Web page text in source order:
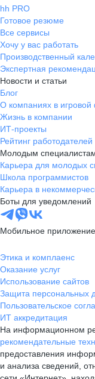
hh PRO
Готовое резюме
Все сервисы
Хочу у вас работать
Производственный
Экспертная
Новости и статьи
Блог
О компаниях в
Жизнь в компании
ИТ-проекты
Рейтинг работодателей
Молодым
Карьера для молодых
Школа программистов
Карьера в
Боты для уведомлений
Мобильное приложение
Этика и комплаенс
Оказание услуг
Использование сайтов
Защита персональных
Пользовательское
ИТ аккредитация
На информационном
рекомендательные
предоставления
и анализа сведений,